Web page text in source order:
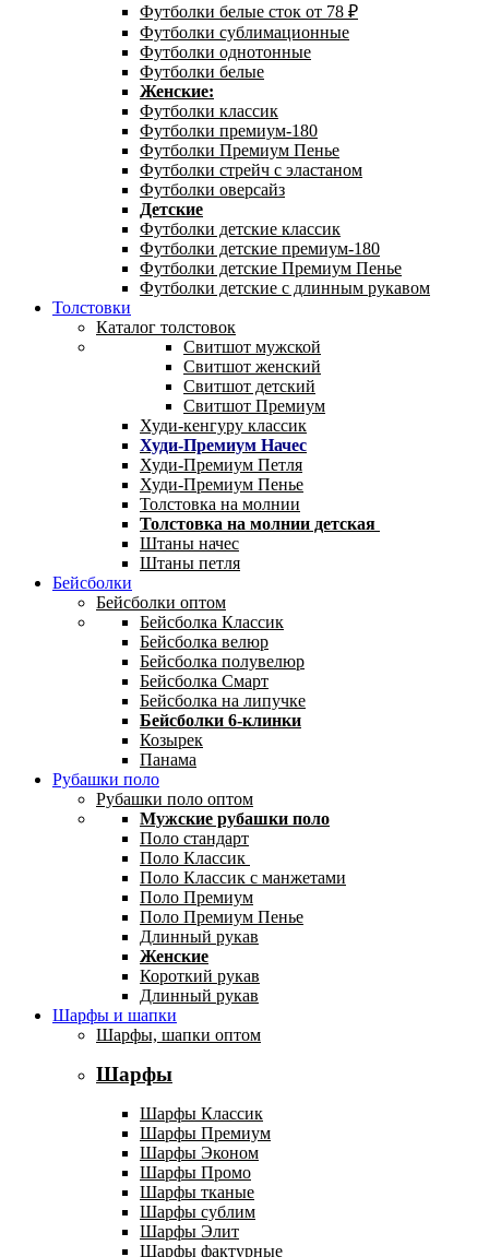
Футболки белые сток от 78 ₽
Футболки сублимационные
Футболки однотонные
Футболки белые
Женские:
Футболки классик
Футболки премиум-180
Футболки Премиум Пенье
Футболки стрейч с эластаном
Футболки оверсайз
Детские
Футболки детские классик
Футболки детские премиум-180
Футболки детские Премиум Пенье
Футболки детские с длинным рукавом
Толстовки
Каталог толстовок
Свитшот мужской
Свитшот женский
Свитшот детский
Свитшот Премиум
Худи-кенгуру классик
Худи-Премиум Начес
Худи-Премиум Петля
Худи-Премиум Пенье
Толстовка на молнии
Толстовка на молнии детская
Штаны начес
Штаны петля
Бейсболки
Бейсболки оптом
Бейсболка Классик
Бейсболка велюр
Бейсболка полувелюр
Бейсболка Смарт
Бейсболка на липучке
Бейсболки 6-клинки
Козырек
Панама
Рубашки поло
Рубашки поло оптом
Мужские рубашки поло
Поло стандарт
Поло Классик
Поло Классик с манжетами
Поло Премиум
Поло Премиум Пенье
Длинный рукав
Женские
Короткий рукав
Длинный рукав
Шарфы и шапки
Шарфы, шапки оптом
Шарфы
Шарфы Классик
Шарфы Премиум
Шарфы Эконом
Шарфы Промо
Шарфы тканые
Шарфы сублим
Шарфы Элит
Шарфы фактурные